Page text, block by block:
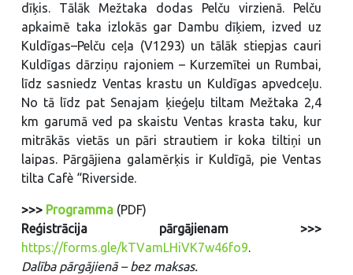
dīķis. Tālāk Mežtaka dodas Pelču virzienā. Pelču
apkaimē taka izlokās gar Dambu dīķiem, izved uz
Kuldīgas–Pelču ceļa (V1293) un tālāk stiepjas cauri
Kuldīgas dārziņu rajoniem – Kurzemītei un Rumbai,
līdz sasniedz Ventas krastu un Kuldīgas apvedceļu.
No tā līdz pat Senajam ķieģeļu tiltam Mežtaka 2,4
km garumā ved pa skaistu Ventas krasta taku, kur
mitrākās vietās un pāri strautiem ir koka tiltiņi un
laipas. Pārgājiena galamērķis ir Kuldīgā, pie Ventas
tilta Cafè “Riverside.
>>> Programma (PDF)
Reģistrācija pārgājienam
>>>
https://forms.gle/kTVamLHiVK7w46fo9.
Dalība pārgājienā – bez maksas.